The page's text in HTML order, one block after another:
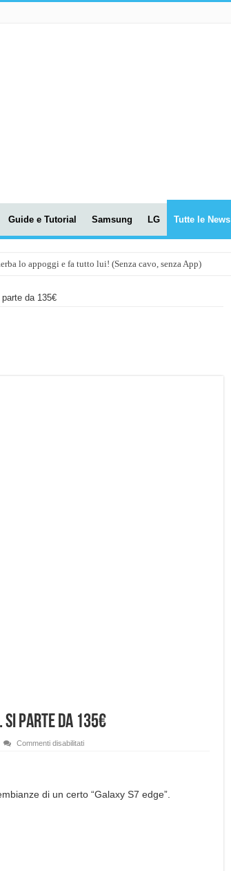
Guide e Tutorial Samsung LG Tutte le News
lo appoggi e fa tutto lui! (Senza cavo, senza App)
da 135€
parte da 135€
Commenti disabilitatisu
prenotazioni.
Si
di un certo “Galaxy S7 edge”.